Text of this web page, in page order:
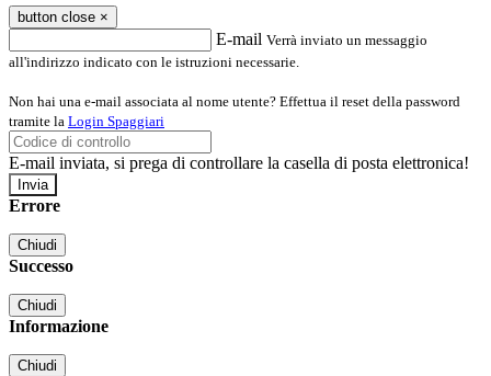
button close ×
E-mail Verrà inviato un messaggio
all'indirizzo indicato con le istruzioni necessarie.
Non hai una e-mail associata al nome utente? Effettua il reset della password
tramite la Login Spaggiari
E-mail inviata, si prega di controllare la casella di posta elettronica!
Errore
Chiudi
Successo
Chiudi
Informazione
Chiudi